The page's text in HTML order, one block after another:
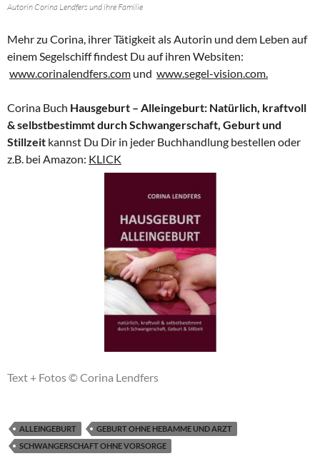
Autorin Corina Lendfers und ihre Familie
Mehr zu Corina, ihrer Tätigkeit als Autorin und dem Leben auf
einem Segelschiff findest Du auf ihren Websiten:
www.corinalendfers.com und www.segel-vision.com.
Corina Buch Hausgeburt – Alleingeburt: Natürlich, kraftvoll
& selbstbestimmt durch Schwangerschaft, Geburt und
Stillzeit kannst Du Dir in jeder Buchhandlung bestellen oder
z.B. bei Amazon: KLICK
Text + Fotos © Corina Lendfers
ALLEINGEBURT
GEBURT OHNE HEBAMME UND ARZT
SCHWANGERSCHAFT OHNE VORSORGE